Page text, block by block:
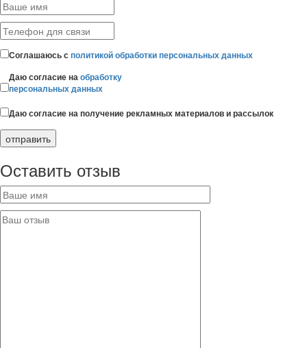
Соглашаюсь сполитикой обработки персональных данных
Даю согласие наобработку
персональных данных
Даю согласие на получение рекламных материалов и рассылок
Оставить отзыв